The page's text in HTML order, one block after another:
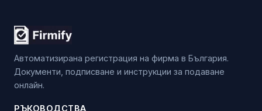
Автоматизирана регистрация на фирма в България.
Документи, подписване и инструкции за подаване
онлайн.
РЪКОВОДСТВА